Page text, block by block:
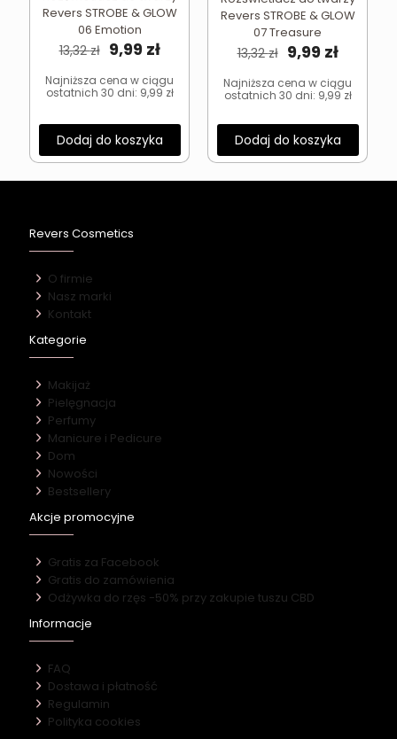
Revers STROBE & GLOW
06 Emotion
13,32zł Pierwotna
wynosiła:
13,32 zł.
9,99 złAktualna
wynosi:
9,99 zł.
Najniższa cena w ciągu
ostatnich 30 dni: 9,99 zł
Dodaj do koszyka
Revers STROBE & GLOW
07 Treasure
13,32zł Pierwotna
wynosiła:
13,32 zł.
9,99 zł
wynosi:
9,99 zł.
Najniższa cena w ciągu
ostatnich 30 dni: 9,99 zł
Dodaj do koszyka
Revers Cosmetics
O firmie
Nasz marki
Kontakt
Kategorie
Makijaż
Pielęgnacja
Perfumy
Manicure i Pedicure
Dom
Nowości
Bestsellery
Akcje promocyjne
Gratis za Facebook
Gratis do zamówienia
Odżywka do rzęs -50% przy zakupie tuszu CBD
Informacje
FAQ
Dostawa i płatność
Regulamin
Polityka cookies